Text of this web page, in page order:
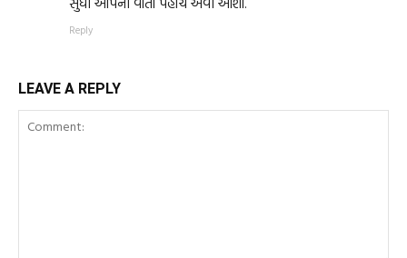
Reply
LEAVE A REPLY